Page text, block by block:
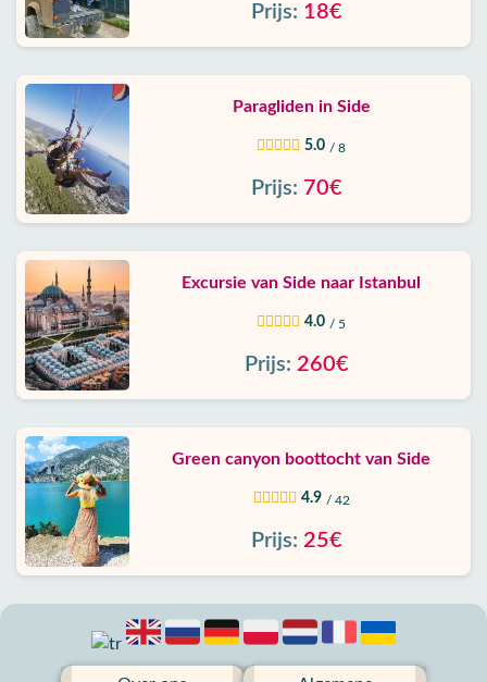
Prijs: 18€
Paragliden in Side
5.0 / 8
Prijs: 70€
Excursie van Side naar Istanbul
4.0 / 5
Prijs: 260€
Green canyon boottocht van Side
4.9 / 42
Prijs: 25€